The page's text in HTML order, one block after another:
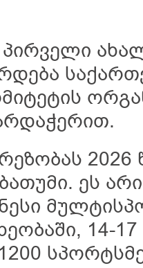
2026
ეს
14-